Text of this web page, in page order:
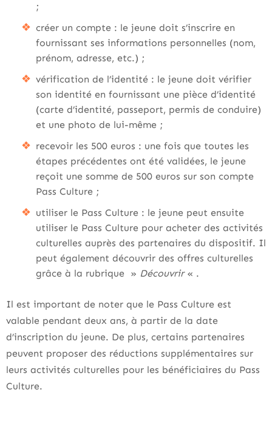
;
créer un compte : le jeune doit s’inscrire en
fournissant ses informations personnelles (nom,
prénom, adresse, etc.) ;
vérification de l’identité : le jeune doit vérifier
son identité en fournissant une pièce d’identité
(carte d’identité, passeport, permis de conduire)
et une photo de lui-même ;
recevoir les 500 euros : une fois que toutes les
étapes précédentes ont été validées, le jeune
reçoit une somme de 500 euros sur son compte
Pass Culture ;
utiliser le Pass Culture : le jeune peut ensuite
utiliser le Pass Culture pour acheter des activités
culturelles auprès des partenaires du dispositif. Il
peut également découvrir des offres culturelles
grâce à la rubrique » Découvrir« .
Il est important de noter que le Pass Culture est
valable pendant deux ans, à partir de la date
d’inscription du jeune. De plus, certains partenaires
peuvent proposer des réductions supplémentaires sur
leurs activités culturelles pour les bénéficiaires du Pass
Culture.